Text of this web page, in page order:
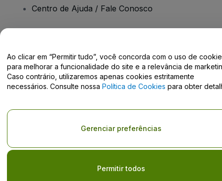
Centro de Ajuda / Fale Conosco
Direito Autoral © viagogo GmbH 2026 Informação da Empresa
O uso deste site constitui aceitação dos
Termos e Condições
Política de Privacidade
Não partilhar as minhas informações pessoais/as suas opções de
Ao clicar em “Permitir tudo”, você concorda com o uso de
para melhorar a funcionalidade do site e a relevância de
Caso contrário, utilizaremos apenas cookies estritamente
necessários. Consulte nossa Política de Cookies para obter
Permitir todos
Gerenciar preferências